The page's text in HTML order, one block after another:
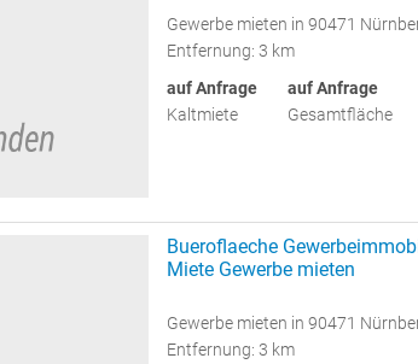
Gewerbe mieten in 90471
Entfernung: 3 km
auf Anfrage
Kaltmiete
auf Anfrage
Gesamtfläche
Bueroflaeche
Miete Gewerbe mieten
Gewerbe mieten in 90471
Entfernung: 3 km